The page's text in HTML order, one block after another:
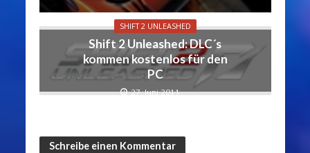
SHIFT 2 UNLEASHED
Shift 2 Unleashed: DLC´s
kommen kostenlos für den
PC
27. Juni 2011
Schreibe einen Kommentar